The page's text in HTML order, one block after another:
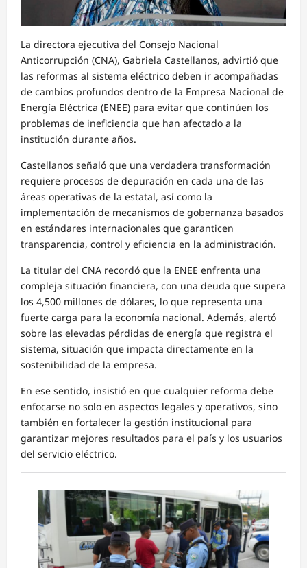
La directora ejecutiva del Consejo Nacional
Anticorrupción (CNA), Gabriela Castellanos, advirtió que
las reformas al sistema eléctrico deben ir acompañadas
de cambios profundos dentro de la Empresa Nacional de
Energía Eléctrica (ENEE) para evitar que continúen los
problemas de ineficiencia que han afectado a la
institución durante años.
Castellanos señaló que una verdadera transformación
requiere procesos de depuración en cada una de las
áreas operativas de la estatal, así como la
implementación de mecanismos de gobernanza basados
en estándares internacionales que garanticen
transparencia, control y eficiencia en la administración.
La titular del CNA recordó que la ENEE enfrenta una
compleja situación financiera, con una deuda que supera
los 4,500 millones de dólares, lo que representa una
fuerte carga para la economía nacional. Además, alertó
sobre las elevadas pérdidas de energía que registra el
sistema, situación que impacta directamente en la
sostenibilidad de la empresa.
En ese sentido, insistió en que cualquier reforma debe
enfocarse no solo en aspectos legales y operativos, sino
también en fortalecer la gestión institucional para
garantizar mejores resultados para el país y los usuarios
del servicio eléctrico.